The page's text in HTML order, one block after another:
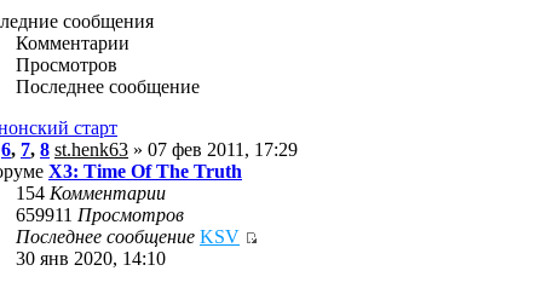
сообщения
Комментарии
Просмотров
Последнее сообщение
старт
6, 7, 8 st.henk63 » 07 фев 2011, 17:29
X3: Time Of The Truth
154 Комментарии
659911 Просмотров
Последнее сообщение KSV
30 янв 2020, 14:10